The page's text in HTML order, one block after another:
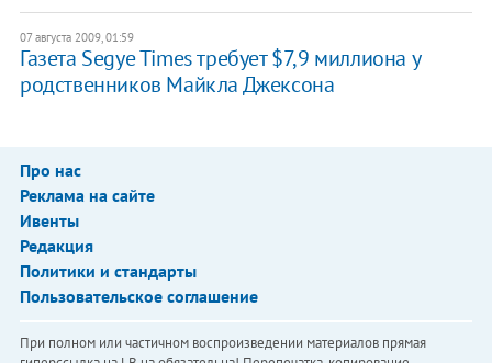
07 августа 2009, 01:59
Газета Segye Times требует $7,9 миллиона у
родственников Майкла Джексона
Про нас
Реклама на сайте
Ивенты
Редакция
Политики и стандарты
Пользовательское соглашение
При полном или частичном воспроизведении материалов прямая